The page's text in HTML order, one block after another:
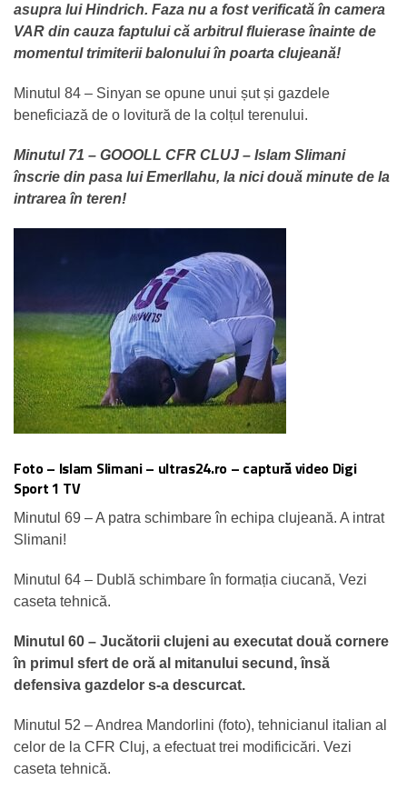
asupra lui Hindrich. Faza nu a fost verificată în camera
VAR din cauza faptului că arbitrul fluierase înainte de
momentul trimiterii balonului în poarta clujeană!
Minutul 84 – Sinyan se opune unui șut și gazdele
beneficiază de o lovitură de la colțul terenului.
Minutul 71 – GOOOLL CFR CLUJ – Islam Slimani
înscrie din pasa lui Emerllahu, la nici două minute de la
intrarea în teren!
Foto – Islam Slimani – ultras24.ro – captură video Digi
Sport 1 TV
Minutul 69 – A patra schimbare în echipa clujeană. A intrat
Slimani!
Minutul 64 – Dublă schimbare în formația ciucană, Vezi
caseta tehnică.
Minutul 60 – Jucătorii clujeni au executat două cornere
în primul sfert de oră al mitanului secund, însă
defensiva gazdelor s-a descurcat.
Minutul 52 – Andrea Mandorlini (foto), tehnicianul italian al
celor de la CFR Cluj, a efectuat trei modificicări. Vezi
caseta tehnică.